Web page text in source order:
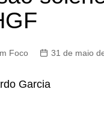
Foco 31 de maio
Garcia